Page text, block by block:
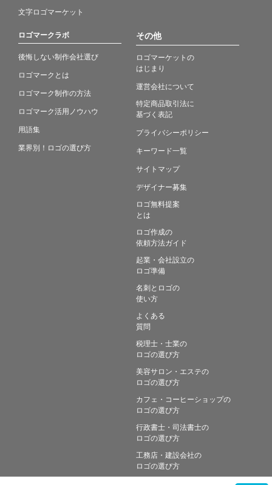
文字ロゴマーケット
ロゴマークラボ
後悔しない制作会社選び
ロゴマークとは
ロゴマーク制作の方法
ロゴマーク活用ノウハウ
用語集
業界別！ロゴの選び方
その他
ロゴマーケットの
はじまり
運営会社について
特定商品取引法に
基づく表記
プライバシーポリシー
キーワード一覧
サイトマップ
デザイナー募集
ロゴ無料提案
とは
ロゴ作成の
依頼方法ガイド
起業・会社設立の
ロゴ準備
名刺とロゴの
使い方
よくある
質問
税理士・士業の
ロゴの選び方
美容サロン・エステの
ロゴの選び方
カフェ・コーヒーショップの
ロゴの選び方
行政書士・司法書士の
ロゴの選び方
工務店・建設会社の
ロゴの選び方